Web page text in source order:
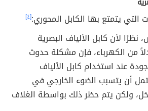
التي يتمتع بها الكابل المحوري:[٤]
لأن كابل الألياف البصرية
من الكهرباء، فإن مشكلة حدوث
عند استخدام كابل الألياف
أن يتسبب الضوء الخارجي في
ولكن يتم حظر ذلك بواسطة الغلاف